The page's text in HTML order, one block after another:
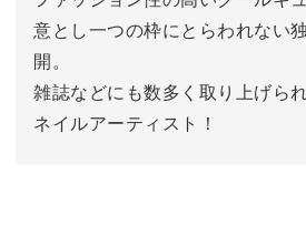
意とし一つの枠にとらわれない
開。
雑誌などにも数多く取り上げら
ネイルアーティスト！